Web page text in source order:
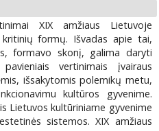
XIX amžiaus Lietuvoje
formų. Išvadas apie tai,
formavo skonį, galima daryti
vertinimais įvairaus
išsakytomis polemikų metu,
kultūros gyvenime.
Lietuvos kultūriniame gyvenime
sistemos. XIX amžiaus